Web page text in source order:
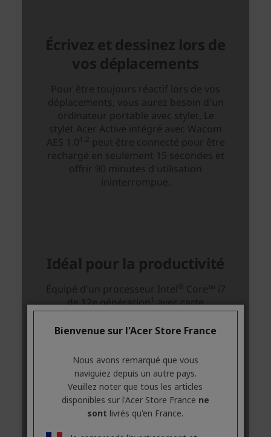
Bienvenue sur l'Acer Store France
Nous avons remarqué que vous
naviguiez depuis un autre pays.
Veuillez noter que tous les articles
disponibles sur l'Acer Store France ne
sont livrés qu'en France.